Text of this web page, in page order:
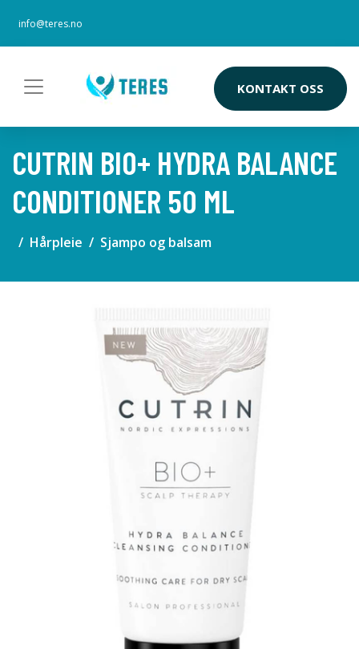
info@teres.no
KONTAKT OSS
CUTRIN BIO+ HYDRA BALANCE
CONDITIONER 50 ML
Hårpleie Sjampo og balsam